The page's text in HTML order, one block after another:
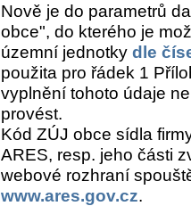
Nově je do parametrů
obce", do kterého je
územní jednotky dle
použita pro řádek 1
vyplnění tohoto údaje
provést.
Kód ZÚJ obce sídla
ARES, resp. jeho části
webové rozhraní
www.ares.gov.cz.